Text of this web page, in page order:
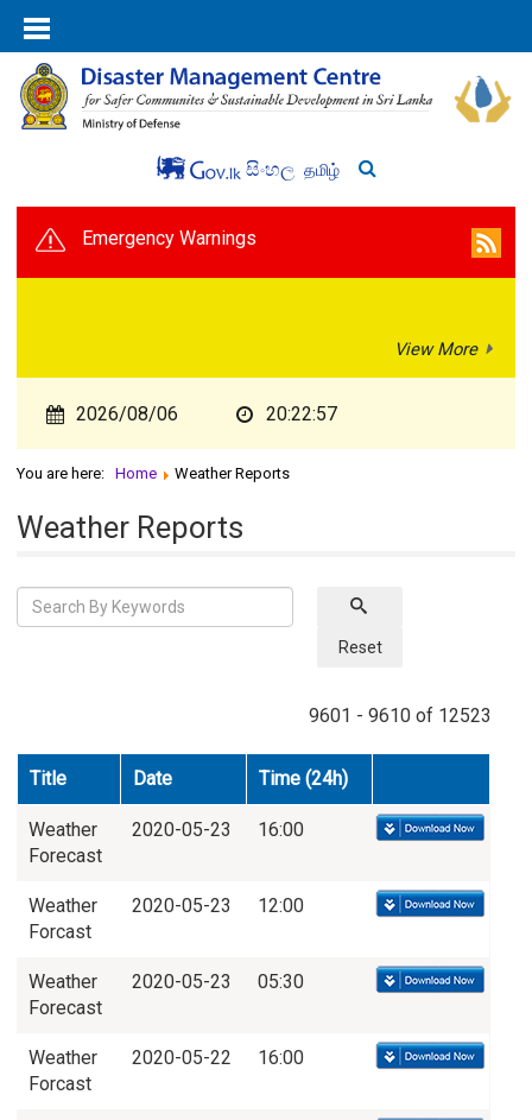
සිංහල தமிழ்
Emergency Warnings
View More
2026/08/06 20:22:57
You are here: Home Weather Reports
Weather Reports
Reset
9601 - 9610 of 12523
Title Date Time (24h)
Weather
Forecast
2020-05-23 16:00
Weather
Forcast
2020-05-23 12:00
Weather
Forecast
2020-05-23 05:30
Weather
Forcast
2020-05-22 16:00